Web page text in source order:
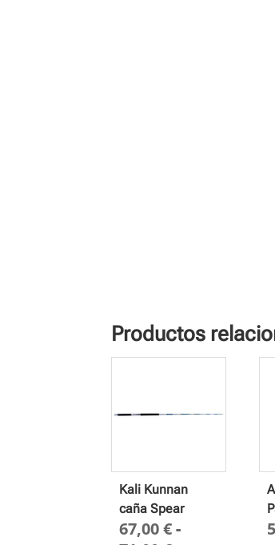
Productos
Kali Kunnan
caña Spear
67,00€ -